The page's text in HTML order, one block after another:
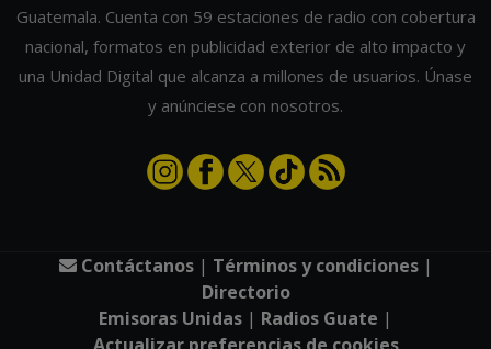
Guatemala. Cuenta con 59 estaciones de radio con cobertura
nacional, formatos en publicidad exterior de alto impacto y
una Unidad Digital que alcanza a millones de usuarios. Únase
y anúnciese con nosotros.
Contáctanos| Términos y condiciones|
Directorio
Emisoras Unidas | Radios Guate |